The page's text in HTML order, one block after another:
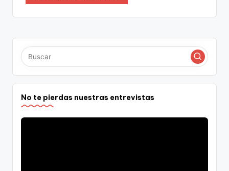
No te pierdas nuestras entrevistas